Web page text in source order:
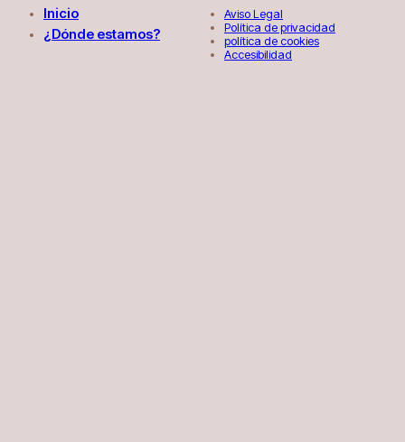
Inicio
¿Dónde estamos?
Aviso Legal
Política de privacidad
política de cookies
Accesibilidad